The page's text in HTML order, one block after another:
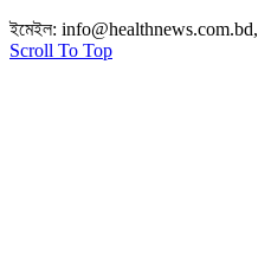
ইমেইল: info@healthnews.com.bd,
Scroll To Top